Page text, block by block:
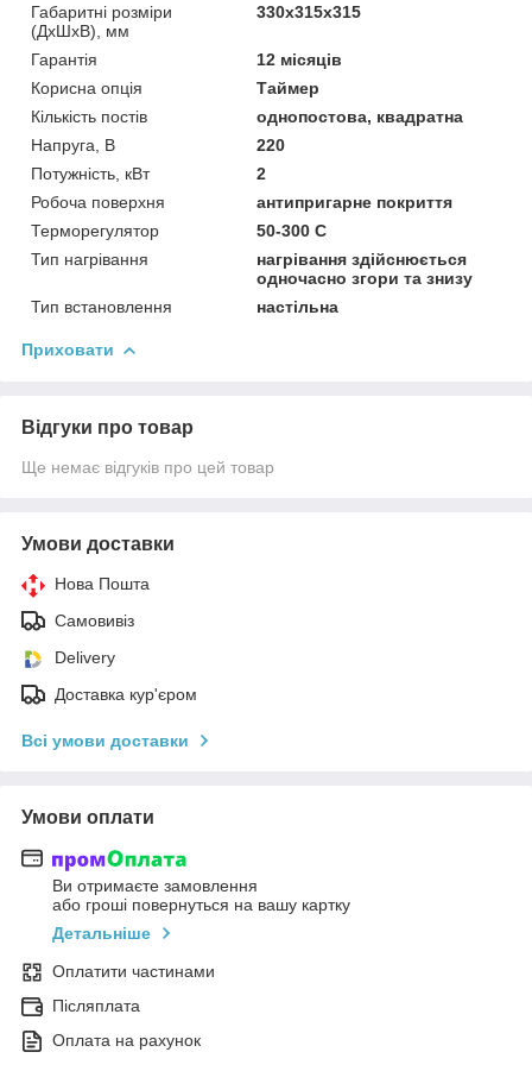
Габаритні розміри
(ДхШхВ), мм
330х315х315
Гарантія
12 місяців
Корисна опція
Таймер
Кількість постів
однопостова, квадратна
Напруга, В
220
Потужність, кВт
2
Робоча поверхня
антипригарне покриття
Терморегулятор
50-300 С
Тип нагрівання
нагрівання здійснюється
одночасно згори та знизу
Тип встановлення
настільна
Приховати
Відгуки про товар
Ще немає відгуків про цей товар
Умови доставки
Нова Пошта
Самовивіз
Delivery
Доставка кур'єром
Всі умови доставки
Умови оплати
Ви отримаєте замовлення
або гроші повернуться на вашу картку
Детальніше
Оплатити частинами
Післяплата
Оплата на рахунок